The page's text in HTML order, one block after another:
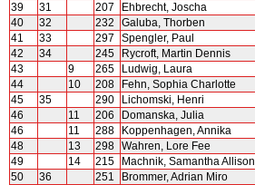
39
31 207 Ehbrecht, Joscha
40
32 232 Galuba, Thorben
41
33 297 Spengler, Paul
42
34 245 Rycroft, Martin Dennis
43
9 265 Ludwig, Laura
44
10 208 Fehn, Sophia Charlotte
45
35 290 Lichomski, Henri
46
11 206 Domanska, Julia
46
11 288 Koppenhagen, Annika
48
13 298 Wahren, Lore Fee
49
14 215 Machnik, Samantha Allison
50
36 251 Brommer, Adrian Miro